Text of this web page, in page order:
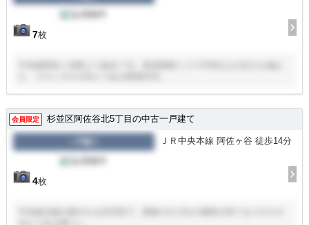
7枚
会員限定 杉並区阿佐谷北5丁目の中古一戸建て
4枚
ＪＲ中央本線 阿佐ヶ谷 徒歩14分